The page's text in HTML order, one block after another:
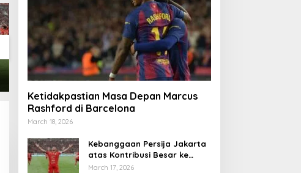
Timnas Iran Mengumumkan
Mundur dari Piala Dunia
Prediksi Skor Pertandingan
Perancis Melawan Senegal
Ketidakpastian Masa Depan Marcus
Rashford di Barcelona
March 18, 2026
Kebanggaan Persija Jakarta
atas Kontribusi Besar ke
Timnas Indonesia
March 17, 2026